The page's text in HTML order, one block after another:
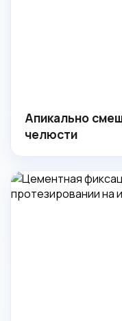
Апикально
челюсти